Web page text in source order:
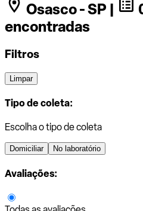
Osasco - SP |
encontradas
Filtros
Limpar
Tipo de coleta:
Escolha o tipo de coleta
Domiciliar No laboratório
Avaliações: